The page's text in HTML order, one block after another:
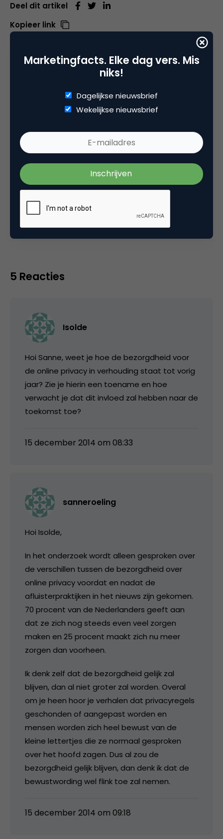
Deel dit artikel
Kopieer link
Sanne Roeling
Online projectmarketeer bij
Is net zo graag online als offline. Wil jou
Twitter en Instagram. Crazy cat lady in hart en
nieren.
Categorie
5 Reacties
Isolde
Hoi Sanne, weet je hoe de bezorgdheid voor
de online privacy in verhouding staat tot vorig
jaar? Zie je hierin een toename en hoe
verwacht je dat dit invloed zal hebben naar de
toekomst toe?
15 december 2014 om 08:33
sanneroeling
Hoi Isolde,
In het onderzoek wordt alleen gesproken over
de verschillen tussen de bezorgdheid over
online privacy voordat en nadat de
afluisterpraktijken in het nieuws zijn gekomen.
70 procent van de Nederlanders geeft aan
dat ze zich nog steeds even veel zorgen
maken en 25 procent maakt zich nu meer
zorgen dan voorheen.
Ik denk zelf dat de bezorgdheid gelijk zal
blijven, dan al niet groter zal worden. Overal
om je heen hoor je verhalen dat privacyregels
geschonden of aangepast worden en
mensen worden zich heel bewust van de
kleine lettertjes die ze normaal gesproken
over het hoofd zagen. Dus al zou de
bezorgdheid gelijk blijven, dan denk ik dat de
bewustwording wel flink toe zal nemen.
15 december 2014 om 09:18
Marketingfacts. Elke dag vers. Mis
niks!
Dagelijkse nieuwsbrief
Wekelijkse nieuwsbrief